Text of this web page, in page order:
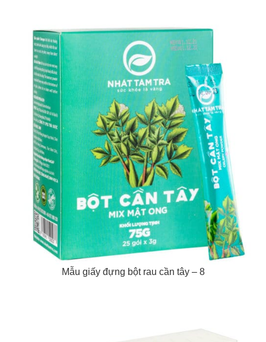
Mẫu giấy đựng bột rau cần tây – 8